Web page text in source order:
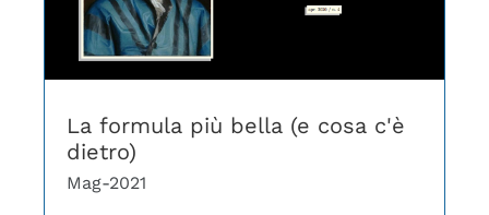
La formula più bella (e cosa c'è
dietro)
Mag-2021